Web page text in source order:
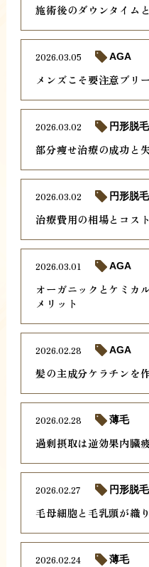
施術後のダウンタイム
メンズこそ要注意ブリ
2026.03.05 AGA
部分痩せ治療の成功と
2026.03.02 円形脱
治療費用の相場とコス
2026.03.02 円形脱
オーガニックとケミカ
メリット
2026.03.01 AGA
髪の主成分ケラチンを
2026.02.28 AGA
過剰摂取は逆効果内臓
2026.02.28 薄毛
毛母細胞と毛乳頭が織
2026.02.27 円形脱
2026.02.24 薄毛